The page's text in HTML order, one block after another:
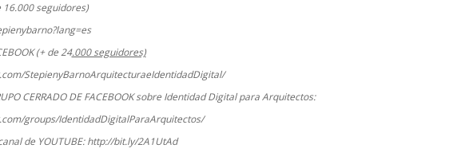
16.000 seguidores)
(+ de 24.000 seguidores)
StepienyBarnoArquitecturaeIdentidadDigital/
CERRADO DE FACEBOOK sobre Identidad Digital para Arquitectos:
groups/IdentidadDigitalParaArquitectos/
de YOUTUBE:http://bit.ly/2A1UtAd